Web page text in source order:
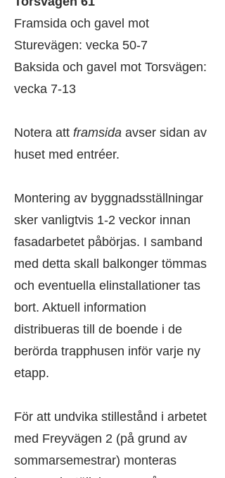
Framsida och gavel mot
Sturevägen: vecka 50-7
Baksida och gavel mot Torsvägen:
vecka 7-13
Notera att framsida avser sidan av
huset med entréer.
Montering av byggnadsställningar
sker vanligtvis 1-2 veckor innan
fasadarbetet påbörjas. I samband
med detta skall balkonger tömmas
och eventuella elinstallationer tas
bort. Aktuell information
distribueras till de boende i de
berörda trapphusen inför varje ny
etapp.
För att undvika stillestånd i arbetet
med Freyvägen 2 (på grund av
sommarsemestrar) monteras